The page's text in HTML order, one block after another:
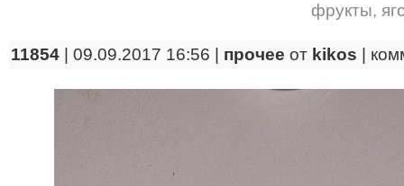
фрукты,
11854 | 09.09.2017 16:56 | прочее от kikos